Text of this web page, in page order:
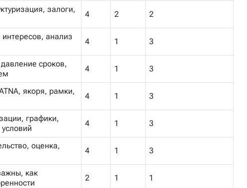
залоги,
4 2 2
анализ
4 1 3
сроков,
4 1 3
якоря, рамки,
4 1 3
графики,
4 1 3
оценка,
4 1 3
как
2 1 1